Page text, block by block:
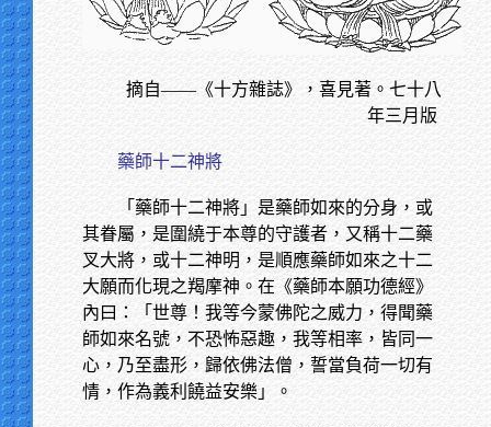
摘自——《十方雜誌》，喜見著。七十八
年三月版
藥師十二神將
「藥師十二神將」是藥師如來的分身，或
其眷屬，是圍繞于本尊的守護者，又稱十二藥
叉大將，或十二神明，是順應藥師如來之十二
大願而化現之羯摩神。在《藥師本願功德經》
內曰：「世尊！我等今蒙佛陀之威力，得聞藥
師如來名號，不恐怖惡趣，我等相率，皆同一
心，乃至盡形，歸依佛法僧，誓當負荷一切有
情，作為義利饒益安樂」。